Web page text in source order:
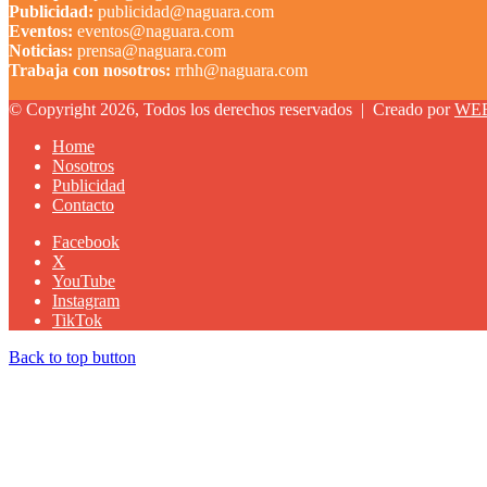
Publicidad: publicidad@naguara.com
Eventos: eventos@naguara.com
Noticias: prensa@naguara.com
Trabaja con nosotros: rrhh@naguara.com
© Copyright 2026, Todos los derechos reservados | Creado por
Home
Nosotros
Publicidad
Contacto
Facebook
X
YouTube
Instagram
TikTok
Back to top button